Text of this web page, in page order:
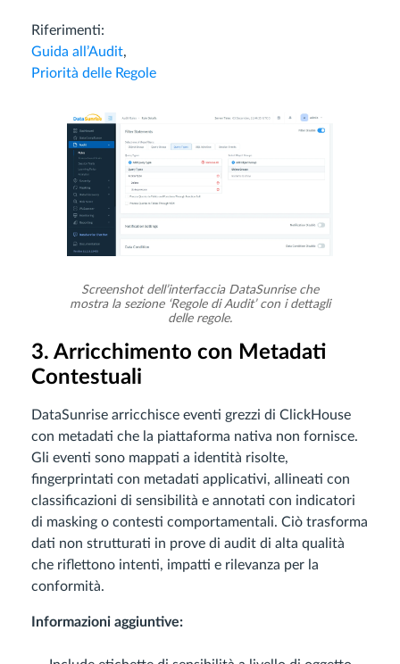
Riferimenti:
Guida all’Audit,
Priorità delle Regole
Screenshot dell’interfaccia DataSunrise che
mostra la sezione ‘Regole di Audit’ con i dettagli
delle regole.
3. Arricchimento con Metadati
Contestuali
DataSunrise arricchisce eventi grezzi di ClickHouse
con metadati che la piattaforma nativa non fornisce.
Gli eventi sono mappati a identità risolte,
fingerprintati con metadati applicativi, allineati con
classificazioni di sensibilità e annotati con indicatori
di masking o contesti comportamentali. Ciò trasforma
dati non strutturati in prove di audit di alta qualità
che riflettono intenti, impatti e rilevanza per la
conformità.
Informazioni aggiuntive: